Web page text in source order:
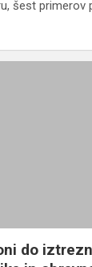
šest primerov
do